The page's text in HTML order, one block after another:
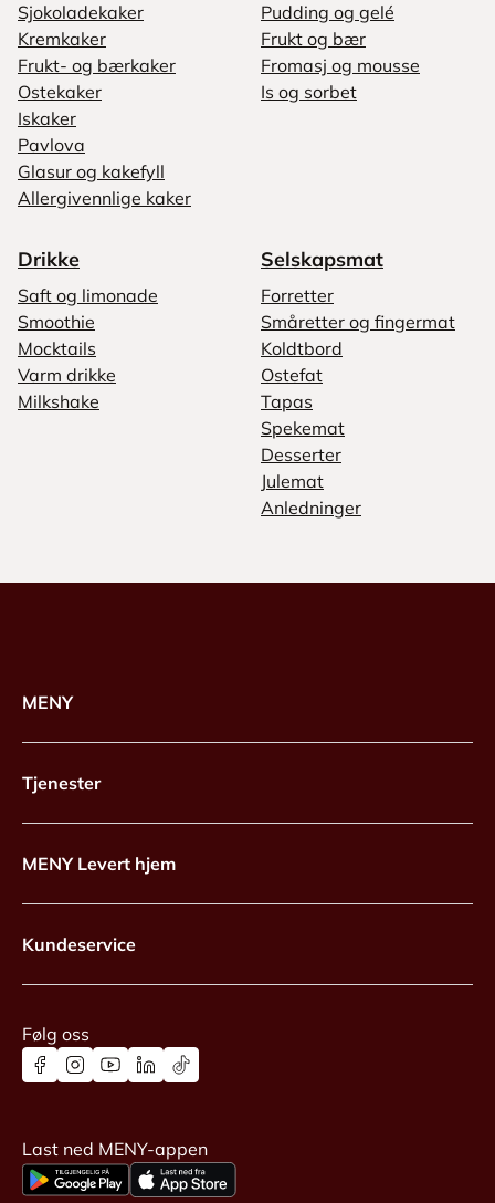
Sjokoladekaker
Kremkaker
Frukt- og bærkaker
Ostekaker
Iskaker
Pavlova
Glasur og kakefyll
Allergivennlige kaker
Pudding og gelé
Frukt og bær
Fromasj og mousse
Is og sorbet
Drikke
Saft og limonade
Smoothie
Mocktails
Varm drikke
Milkshake
Selskapsmat
Forretter
Småretter og fingermat
Koldtbord
Ostefat
Tapas
Spekemat
Desserter
Julemat
Anledninger
MENY
Tjenester
MENY Levert hjem
Kundeservice
Følg oss
Last ned MENY-appen